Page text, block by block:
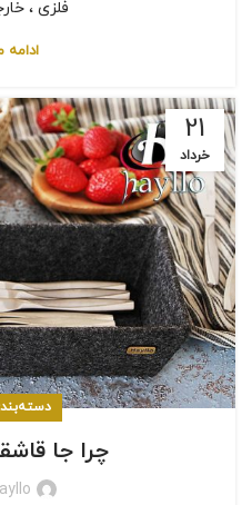
فلزی ،
21
خرداد
چرا جا